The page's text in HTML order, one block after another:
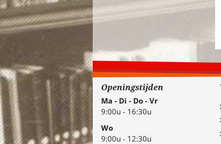
Openingstijden
Ma - Di - Do - Vr
9:00u - 16:30u
Wo
9:00u - 12:30u